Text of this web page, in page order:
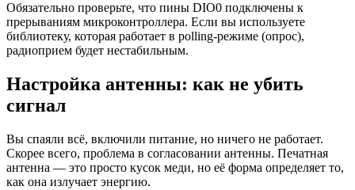
Обязательно проверьте, что пины DIO0 подключены к
прерываниям микроконтроллера. Если вы используете
библиотеку, которая работает в polling-режиме (опрос),
радиоприем будет нестабильным.
Настройка антенны: как не убить
сигнал
Вы спаяли всё, включили питание, но ничего не работает.
Скорее всего, проблема в согласовании антенны. Печатная
антенна — это просто кусок меди, но её форма определяет то,
как она излучает энергию.